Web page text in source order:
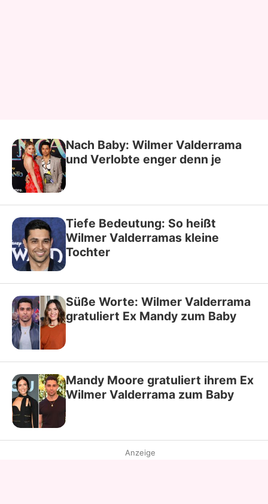
Nach Baby: Wilmer Valderrama
und Verlobte enger denn je
Tiefe Bedeutung: So heißt
Wilmer Valderramas kleine
Tochter
Süße Worte: Wilmer Valderrama
gratuliert Ex Mandy zum Baby
Mandy Moore gratuliert ihrem Ex
Wilmer Valderrama zum Baby
Anzeige